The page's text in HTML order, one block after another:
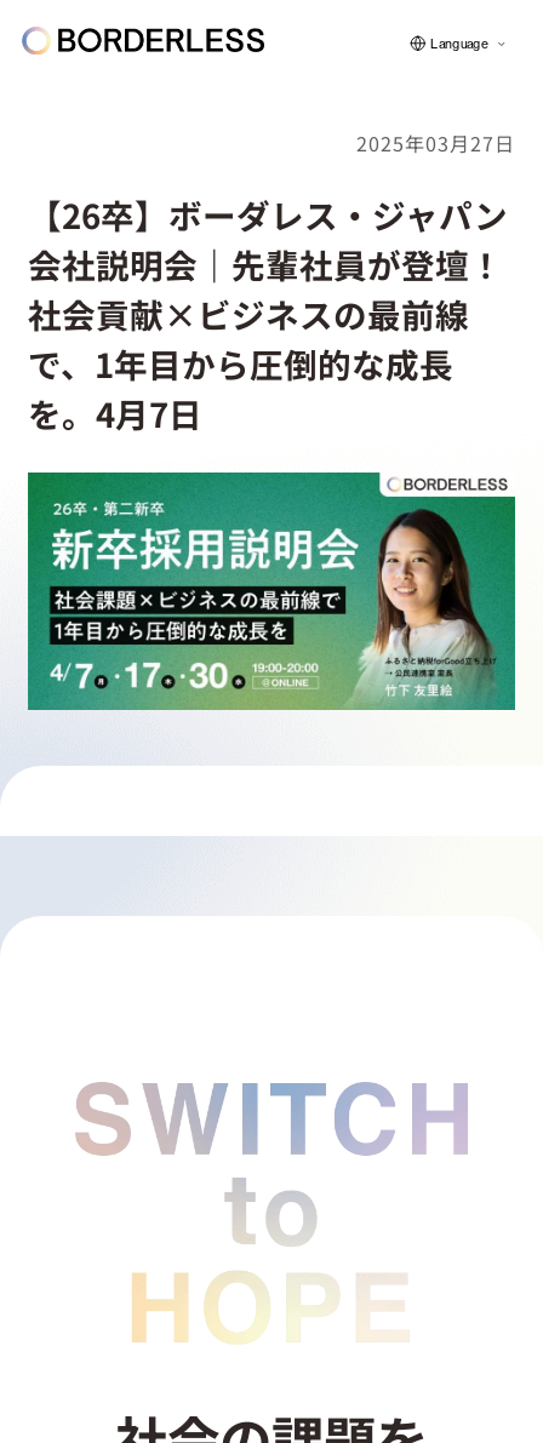
ボーダレスについて
グループの仕組み
ソーシャルビジネス
フェロー紹介
採用情報
起業家になる
サービスを利用する
お問い合わせ
Language
2025年03月27日
【26卒】ボーダレス・ジャパン
会社説明会｜先輩社員が登壇！
社会貢献×ビジネスの最前線
で、1年目から圧倒的な成長
を。4月7日